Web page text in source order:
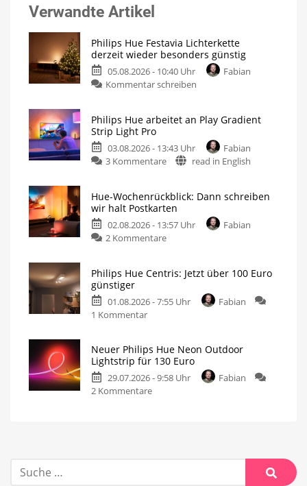
Verwandte Artikel
Philips Hue Festavia Lichterkette
derzeit wieder besonders günstig
05.08.2026 - 10:40 Uhr
Fabian
Kommentar schreiben
Philips Hue arbeitet an Play Gradient
Strip Light Pro
03.08.2026 - 13:43 Uhr
Fabian
3 Kommentare
read in English
Hue-Wochenrückblick: Dann schreiben
wir halt Postkarten
02.08.2026 - 13:57 Uhr
Fabian
2 Kommentare
Philips Hue Centris: Jetzt über 100 Euro
günstiger
01.08.2026 - 7:55 Uhr
Fabian
1 Kommentar
Neuer Philips Hue Neon Outdoor
Lightstrip für 130 Euro
29.07.2026 - 9:58 Uhr
Fabian
2 Kommentare